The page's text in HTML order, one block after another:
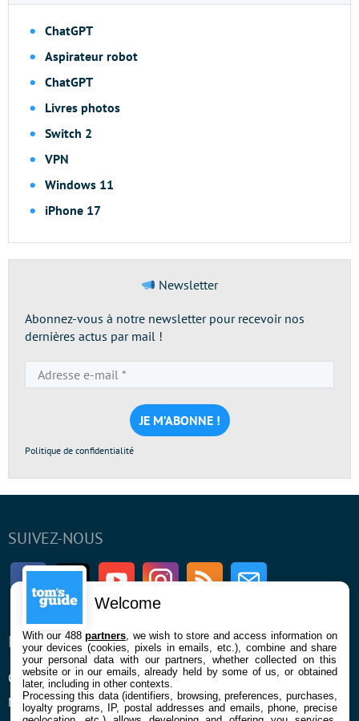
ChatGPT
Aspirateur robot
ChatGPT
Livres photos
Switch 2
VPN
Windows 11
iPhone 17
Newsletter
Abonnez-vous à notre newsletter pour recevoir nos
dernières actus par mail !
e-
mail
*
Politique de confidentialité
SUIVEZ-NOUS
FacebookTwitter Youtube InstagramRSS Newsletter
ENTREPRISE
Qui sommes nous
Mentions légales et CGU
À PROPOS
La rédaction
Contact
Welcome
With our 488partners , we wish to store and access information on
your devices (cookies, pixels in emails, etc.), combine and share
your personal data with our partners, whether collected on this
website or in our emails, already held by some of us, or obtained
later, including in other contexts.
Processing this data (identifiers, browsing, preferences, purchases,
loyalty programs, IP, postal addresses and emails, phone, precise